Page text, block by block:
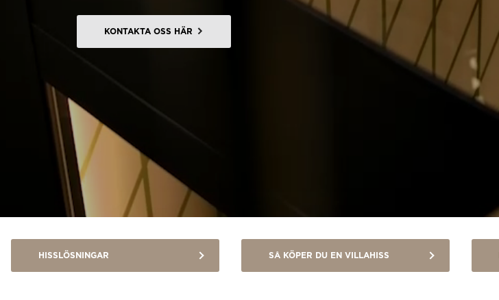
KONTAKTA OSS HÄR
HISSLÖSNINGAR SÅ KÖPER DU EN VILLAHISS